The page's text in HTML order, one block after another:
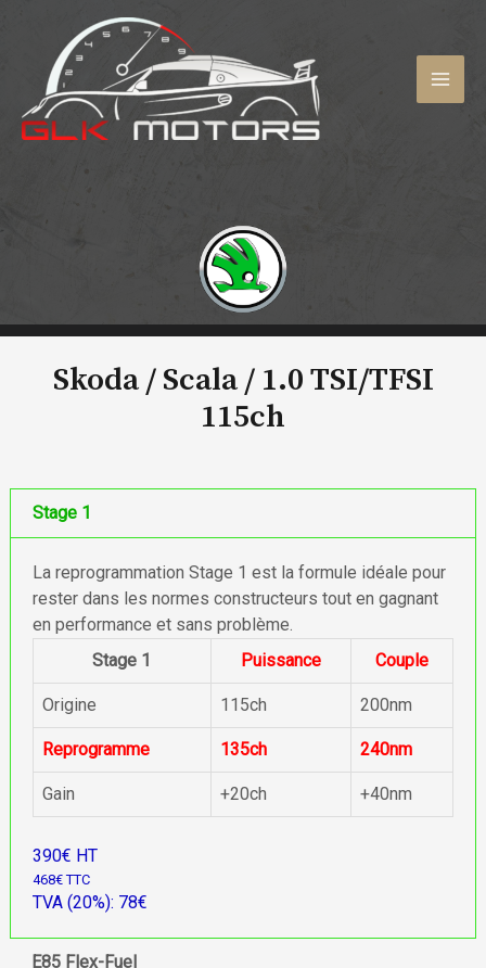
contenu
Skoda / Scala / 1.0 TSI/TFSI
115ch
Stage 1
La reprogrammation Stage 1 est la formule idéale pour
rester dans les normes constructeurs tout en gagnant
en performance et sans problème.
Stage 1
Puissance Couple
Origine 115ch 200nm
Reprogramme 135ch 240nm
Gain +20ch +40nm
390€ HT
468€ TTC
TVA (20%): 78€
E85 Flex-Fuel